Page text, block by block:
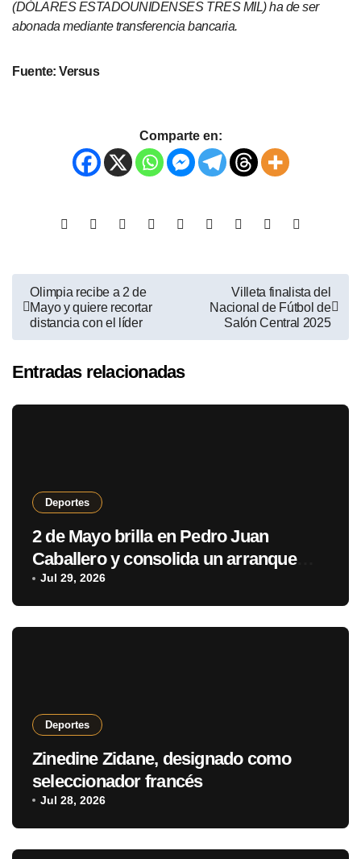
(DÓLARES ESTADOUNIDENSES TRES MIL) ha de ser
abonada mediante transferencia bancaria.
Fuente: Versus
Comparte en:
Olimpia recibe a 2 de
Mayo y quiere recortar
distancia con el líder
Villeta finalista del
Nacional de Fútbol de
Salón Central 2025
Entradas relacionadas
Deportes
2 de Mayo brilla en Pedro Juan
Caballero y consolida un arranque
con puntaje perfecto
Jul 29, 2026
Deportes
Zinedine Zidane, designado como
seleccionador francés
Jul 28, 2026